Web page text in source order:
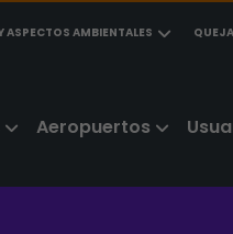
ASPECTOS AMBIENTALES
Aeropuertos